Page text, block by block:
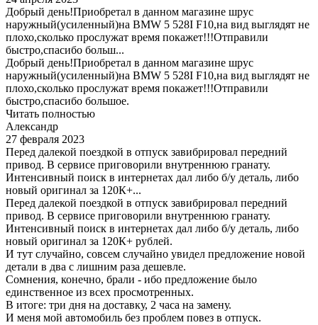
Добрый день!Приобретал в данном магазине шрус
наружный(усиленный)на BMW 5 528I F10,на вид выглядят не
плохо,сколько прослужат время покажет!!!Отправили
быстро,спасибо больш...
Добрый день!Приобретал в данном магазине шрус
наружный(усиленный)на BMW 5 528I F10,на вид выглядят не
плохо,сколько прослужат время покажет!!!Отправили
быстро,спасибо большое.
Читать полностью
Александр
27 февраля 2023
Перед далекой поездкой в отпуск завибрировал передний
привод. В сервисе приговорили внутреннюю гранату.
Интенсивный поиск в интернетах дал либо б/у деталь, либо
новый оригинал за 120К+...
Перед далекой поездкой в отпуск завибрировал передний
привод. В сервисе приговорили внутреннюю гранату.
Интенсивный поиск в интернетах дал либо б/у деталь, либо
новый оригинал за 120К+ рублей.
И тут случайно, совсем случайно увидел предложение новой
детали в два с лишним раза дешевле.
Сомнения, конечно, брали - ибо предложение было
единственное из всех просмотренных.
В итоге: три дня на доставку, 2 часа на замену.
И меня мой автомобиль без проблем повез в отпуск.